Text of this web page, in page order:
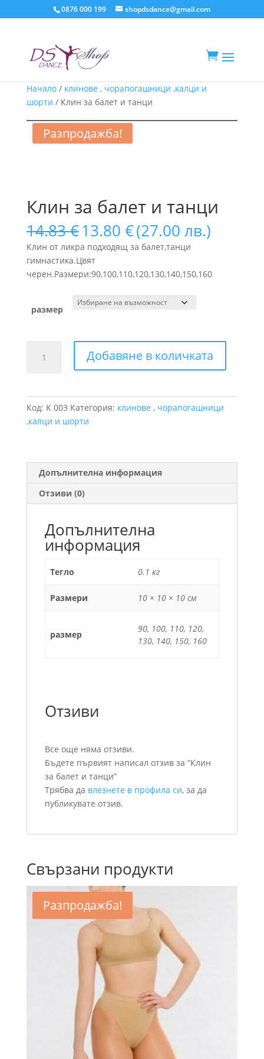
0876 000 199 shopdsdance@gmail.com

Начало/ клинове , чорапогашници ,калци и
шорти / Клин за балет и танци
Разпродажба!
Клин за балет и танци
14.83€Original
price
was:
14.83 €.
13.80 €Текущата
цена
е:
13.80 €.
(27.00 лв.)
Клин от ликра подходящ за балет,танци
гимнастика.Цвят
черен.Размери:90,100,110,120,130,140,150,160
размер
танци
Добавяне в количката
Код: K 003 Категория: клинове , чорапогашници
,калци и шорти
Допълнителна информация
Отзиви (0)
Допълнителна
информация
Тегло 0.1 кг
Размери 10 × 10 × 10 см
размер
90, 100, 110, 120,
130, 140, 150, 160
Отзиви
Все още няма отзиви.
Бъдете първият написал отзив за “Клин
за балет и танци”
Трябва да влезнете в профила си, за да
публикувате отзив.
Свързани продукти
Разпродажба!